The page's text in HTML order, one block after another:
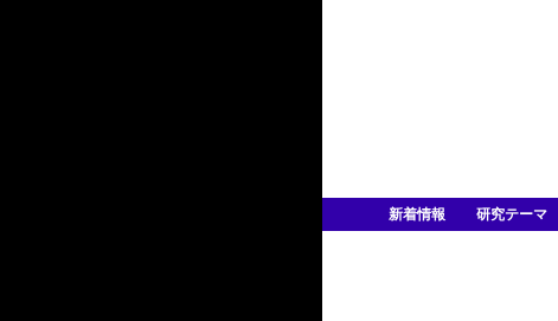
新着情報 研究テーマ